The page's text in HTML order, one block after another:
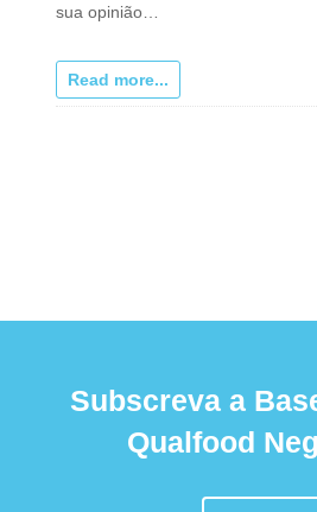
sua opinião…
Read more...
Subscreva a
Qualfood